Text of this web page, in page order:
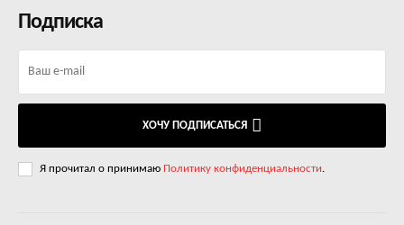
Подписка
ХОЧУ ПОДПИСАТЬСЯ
Я прочитал о принимаю Политику конфиденциальности.